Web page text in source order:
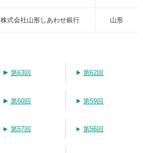
株式会社山形しあわせ銀行 山形
第63回 第62回
第60回 第59回
第57回 第56回